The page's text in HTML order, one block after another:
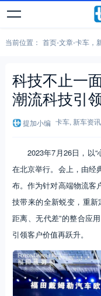
当前位置： 首页-文章-卡车，
科技不止一
潮流科技引
提加小编 卡车, 新车资讯
2023年7月26日，以
在北京举行。会上，由经
布。作为针对高端物流客
技带来的全新蜕变，重
距离、无代差”的整合应
引领客户价值再跃升。